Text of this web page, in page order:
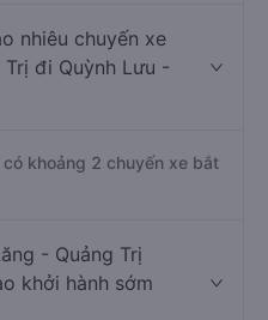
nhiêu chuyến xe
đi Quỳnh Lưu -
khoảng 2 chuyến xe bắt
- Quảng Trị
khởi hành sớm